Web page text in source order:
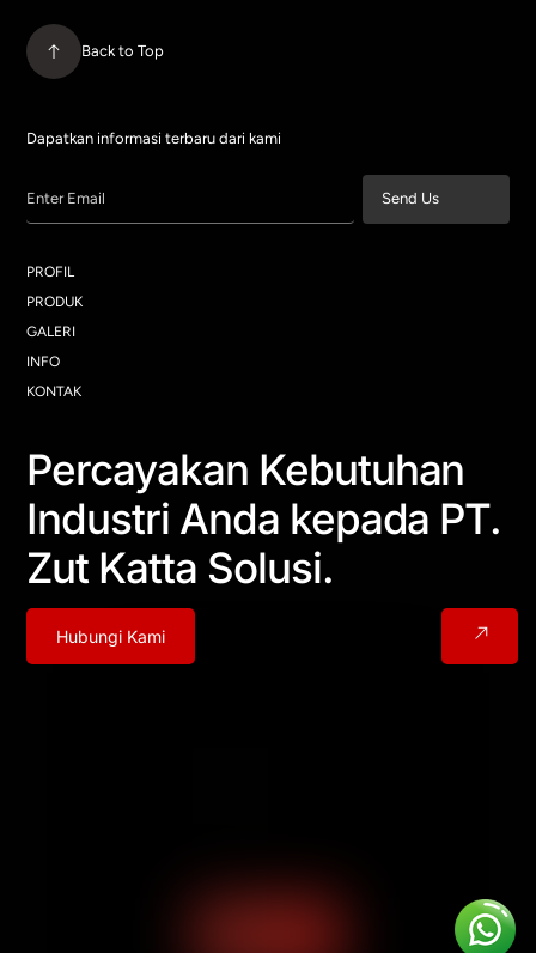
Back to Top
Dapatkan informasi terbaru dari kami
Enter Email Send Us
PROFIL
PRODUK
GALERI
INFO
KONTAK
Percayakan Kebutuhan
Industri Anda kepada PT.
Zut Katta Solusi.
Hubungi Kami